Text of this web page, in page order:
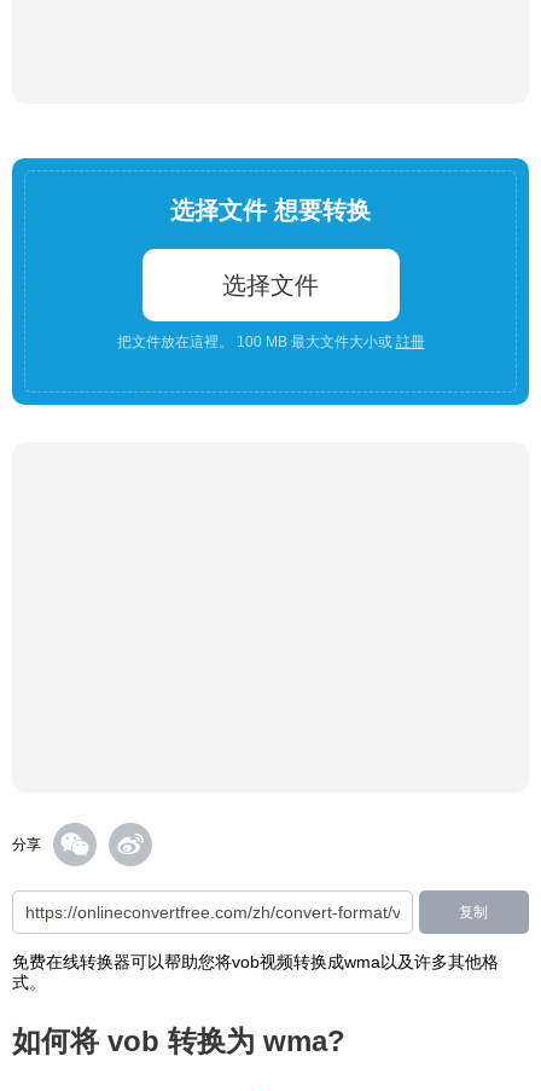
选择文件 想要转换
选择文件
把文件放在這裡。 100 MB 最大文件大小或 註冊
分享
复制
免费在线转换器可以帮助您将vob视频转换成wma以及许多其他格
式。
如何将 vob 转换为 wma?